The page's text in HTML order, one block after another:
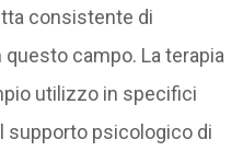
consistente di
campo. La terapia
utilizzo in specifici
supporto psicologico di